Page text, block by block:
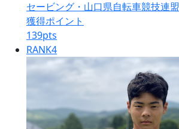
セービング・山口県自転車競技連盟
獲得ポイント
139pts
RANK4